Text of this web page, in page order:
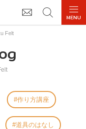
Felt
作り方講座
道具のはなし